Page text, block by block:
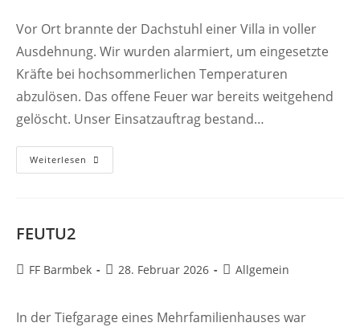
Vor Ort brannte der Dachstuhl einer Villa in voller
Ausdehnung. Wir wurden alarmiert, um eingesetzte
Kräfte bei hochsommerlichen Temperaturen
abzulösen. Das offene Feuer war bereits weitgehend
gelöscht. Unser Einsatzauftrag bestand…
Weiterlesen
FEUTU2
Beitrags-
FF Barmbek
Beitrag
28. Februar 2026
Beitrags-
Allgemein
In der Tiefgarage eines Mehrfamilienhauses war